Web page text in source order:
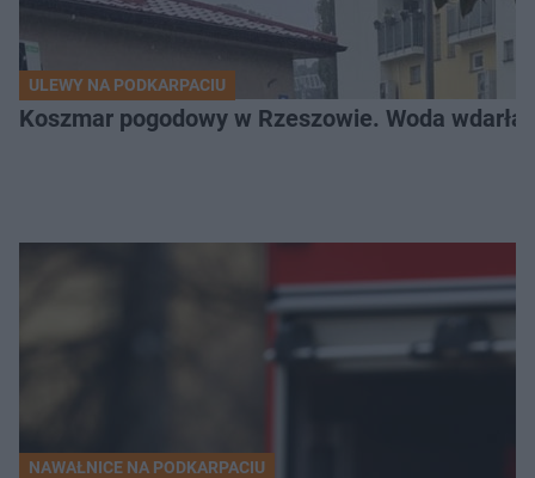
ULEWY NA PODKARPACIU
Koszmar pogodowy w Rzeszowie. Woda
NAWAŁNICE NA PODKARPACIU